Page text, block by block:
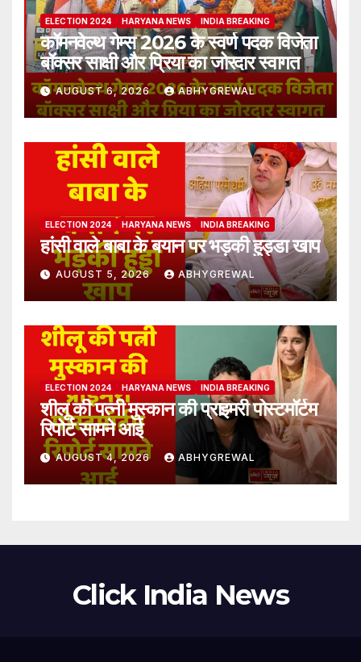
ELECTION 2024 HARYANA NEWS INDIA BREAKING
कॉमनवेल्थ गेम्स 2026 के स्वर्ण पदक विजेता
बॉक्सर साक्षी और प्रिया का जोरदार स्वागत
AUGUST 6, 2026 ABHYGREWAL
ELECTION 2024 HARYANA NEWS INDIA BREAKING
हांसी वाले बाबा के बयान पर भड़की हुड्डा खाप
AUGUST 5, 2026 ABHYGREWAL
ELECTION 2024 HARYANA NEWS INDIA BREAKING
शीलू की पत्नी मुस्कान की प्राइमरी पोस्टमॉर्टम
रिपोर्ट सामने आई
AUGUST 4, 2026 ABHYGREWAL
Click India News